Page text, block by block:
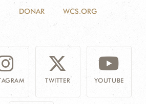
DONAR WCS.ORG
TWITTER YOUTUBE